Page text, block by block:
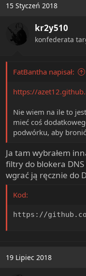
t
o
s
15 Styczeń 2018
kr2y510
konfederata
FatBantha napisał:
https://
Nie wiem na ile to
mieć coś
podwórku, aby
Ja tam wybrałem
filtry do blokera
wgrać ją ręcznie do
Kod:
https://
19 Lipiec 2018